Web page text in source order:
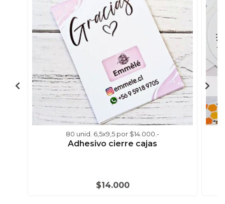
80 unid. 6,5x9,5 por $14.000.-
Adhesivo cierre cajas
$14.000